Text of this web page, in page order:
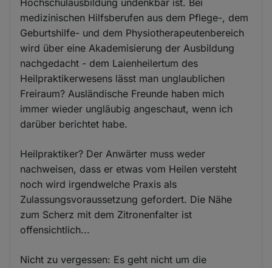
Hochschulausbildung undenkbar ist. Bei
medizinischen Hilfsberufen aus dem Pflege-, dem
Geburtshilfe- und dem Physiotherapeutenbereich
wird über eine Akademisierung der Ausbildung
nachgedacht - dem Laienheilertum des
Heilpraktikerwesens lässt man unglaublichen
Freiraum? Ausländische Freunde haben mich
immer wieder ungläubig angeschaut, wenn ich
darüber berichtet habe.
Heilpraktiker? Der Anwärter muss weder
nachweisen, dass er etwas vom Heilen versteht
noch wird irgendwelche Praxis als
Zulassungsvoraussetzung gefordert. Die Nähe
zum Scherz mit dem Zitronenfalter ist
offensichtlich...
Nicht zu vergessen: Es geht nicht um die